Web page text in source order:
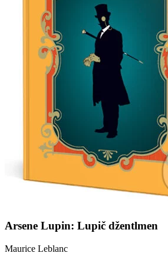
Arsene Lupin: Lupič džentlmen
Maurice Leblanc